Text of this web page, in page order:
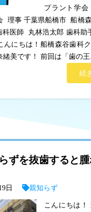
プラント学
理事 千葉県船橋市 船橋
科医師 丸林浩太郎 歯科助
んにちは！船橋森谷歯科
緒美です！ 前回は「歯の王
続
ずを抜歯すると腫
日 親知らず
こんにちは！